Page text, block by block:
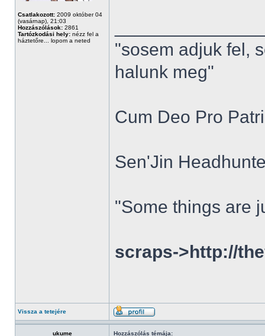
Csatlakozott: 2009 október 04
(vasárnap), 21:03
Hozzászólások: 2861
Tartózkodási hely: nézz fel a
háztetőre... lopom a neted
"sosem adjuk fel,
halunk meg"
Cum Deo Pro
Sen'Jin
"Some things are
scraps->http://
Vissza a tetejére
ukume Hozzászólás témája: